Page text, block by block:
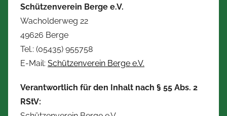
Schützenverein Berge e.V.
Wacholderweg 22
49626 Berge
Tel.: (05435) 955758
E-Mail: Schützenverein Berge e.V.
Verantwortlich für den Inhalt nach § 55 Abs. 2
RStV: